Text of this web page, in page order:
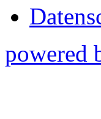
powered